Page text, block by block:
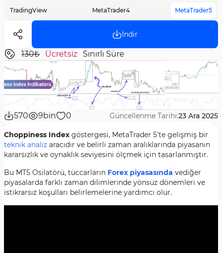
TradingView MetaTrader4 MetaTrader5
İndir
130₺ Ücretsiz Sınırlı Süre
570 9bin 0 Güncellenme Tarihi:23 Ara 2025
Choppiness Index göstergesi, MetaTrader 5'te gelişmiş bir
teknik analiz aracıdır ve belirli zaman aralıklarında piyasanın
kararsızlık ve oynaklık seviyesini ölçmek için tasarlanmıştır.
Bu MT5 Osilatörü, tüccarların Forex piyasasında vediğer
piyasalarda farklı zaman dilimlerinde yönsüz dönemleri ve
istikrarsız koşulları belirlemelerine yardımcı olur.